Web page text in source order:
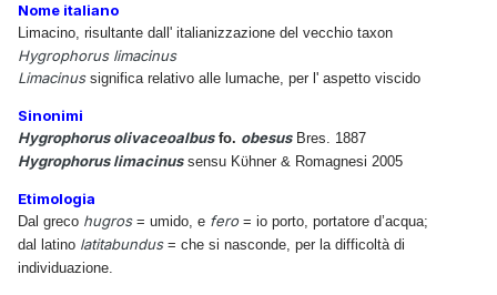
Nome italiano
Limacino, risultante dall' italianizzazione del vecchio taxon
Hygrophorus limacinus
Limacinussignifica relativo alle lumache, per l' aspetto viscido
Sinonimi
Hygrophorus olivaceoalbus fo. obesusBres. 1887
Hygrophorus limacinussensu Kϋhner & Romagnesi 2005
Etimologia
Dal greco hugros= umido, e fero= io porto, portatore d’acqua;
dal latino latitabundus= che si nasconde, per la difficoltà di
individuazione.